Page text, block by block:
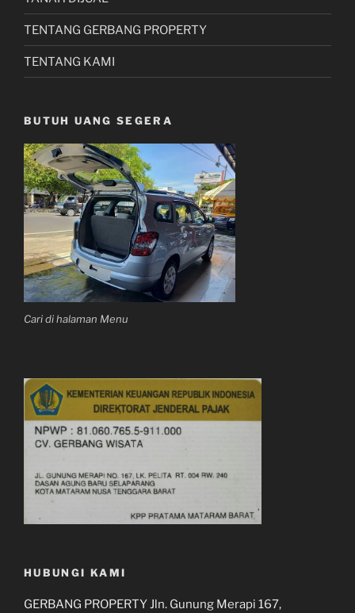
TENTANG GERBANG PROPERTY
TENTANG KAMI
BUTUH UANG SEGERA
Cari di halaman Menu
HUBUNGI KAMI
GERBANG PROPERTY Jln. Gunung Merapi 167,